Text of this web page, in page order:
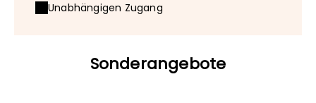
Unabhängigen Zugang
Sonderangebote